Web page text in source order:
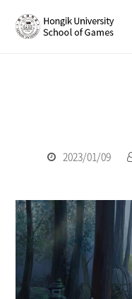
2023/01/09